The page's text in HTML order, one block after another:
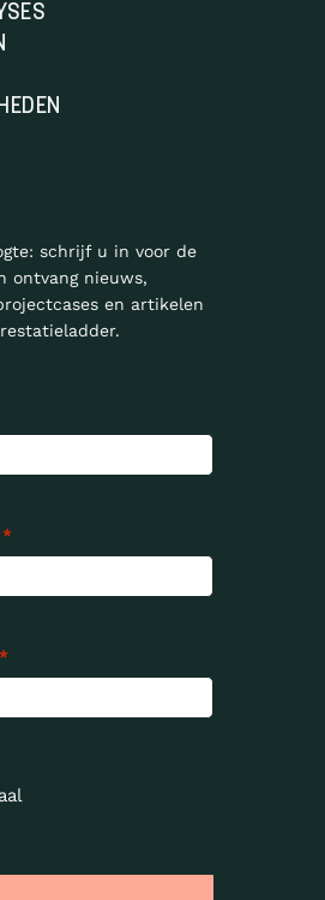
schrijf u in voor de
ontvang nieuws,
en artikelen
*